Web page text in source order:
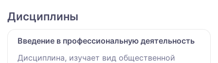
Дисциплины
Введение в профессиональную деятельность
Дисциплина, изучает вид общественной